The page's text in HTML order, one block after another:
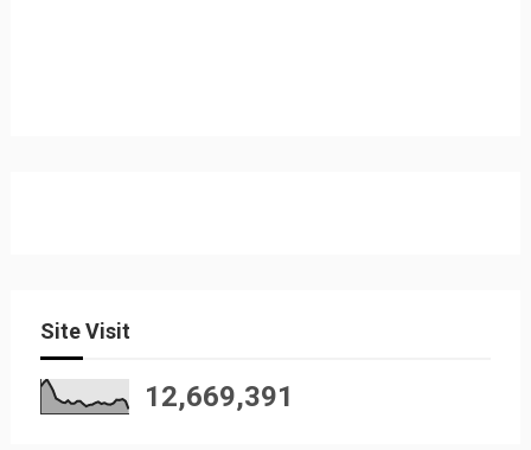
Site Visit
12,669,391